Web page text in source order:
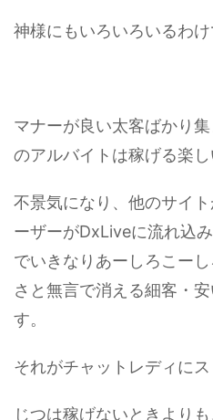
神様にもいろいろいるわ
マナーが良い太客ばかり
のアルバイトは稼げる楽
不景気になり、他のサイ
ーザーがDxLiveに流れ込
でいきなりあーしろこー
さと無言で消える細客・
す。
それがチャットレディにス
じつは稼げないときより